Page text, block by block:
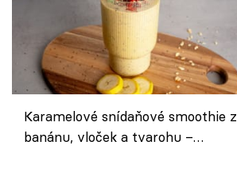
Karamelové snídaňové smoothie z
banánu, vloček a tvarohu –